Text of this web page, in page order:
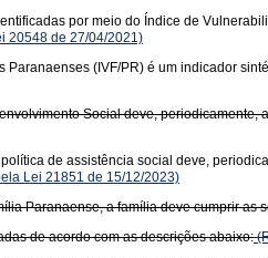
por meio do Índice de
20548 de 27/04/2021)
(IVF/PR) é um indicador
Social deve,
de assistência social deve,
Lei 21851 de 15/12/2023)
Paranaense, a família deve cumprir as
de acordo com as descrições abaixo: